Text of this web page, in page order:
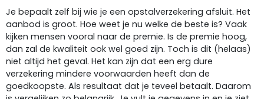
Je bepaalt zelf bij wie je een opstalverzekering afsluit. Het
aanbod is groot. Hoe weet je nu welke de beste is? Vaak
kijken mensen vooral naar de premie. Is de premie hoog,
dan zal de kwaliteit ook wel goed zijn. Toch is dit (helaas)
niet altijd het geval. Het kan zijn dat een erg dure
verzekering mindere voorwaarden heeft dan de
goedkoopste. Als resultaat dat je teveel betaalt. Daarom